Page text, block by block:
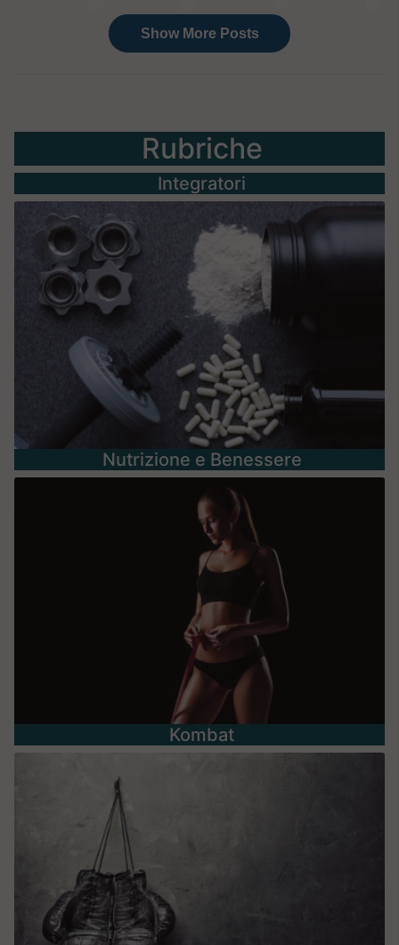
Rubriche
Integratori
Nutrizione e Benessere
Kombat